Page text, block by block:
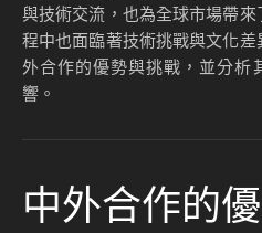
與技術交流，也為全球市場帶
程中也面臨著技術挑戰與文化
外合作的優勢與挑戰，並分析
響。
中外合作的